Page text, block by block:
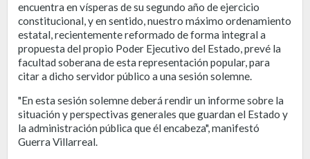
encuentra en vísperas de su segundo año de ejercicio
constitucional, y en sentido, nuestro máximo ordenamiento
estatal, recientemente reformado de forma integral a
propuesta del propio Poder Ejecutivo del Estado, prevé la
facultad soberana de esta representación popular, para
citar a dicho servidor público a una sesión solemne.
"En esta sesión solemne deberá rendir un informe sobre la
situación y perspectivas generales que guardan el Estado y
la administración pública que él encabeza", manifestó
Guerra Villarreal.